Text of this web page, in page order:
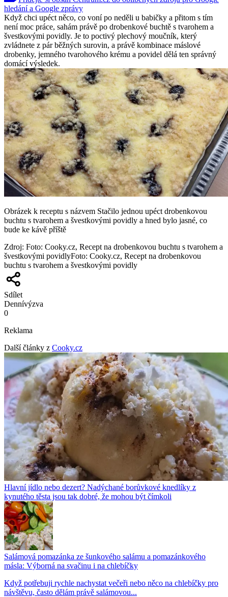
hledání a Google zprávy
Když chci upéct něco, co voní po neděli u babičky a přitom s tím
není moc práce, sahám právě po drobenkové buchtě s tvarohem a
švestkovými povidly. Je to poctivý plechový moučník, který
zvládnete z pár běžných surovin, a právě kombinace máslové
drobenky, jemného tvarohového krému a povidel dělá ten správný
domácí výsledek.
Obrázek k receptu s názvem Stačilo jednou upéct drobenkovou
buchtu s tvarohem a švestkovými povidly a hned bylo jasné, co
bude ke kávě příště
Zdroj: Foto: Cooky.cz, Recept na drobenkovou buchtu s tvarohem a
švestkovými povidlyFoto: Cooky.cz, Recept na drobenkovou
buchtu s tvarohem a švestkovými povidly
Sdílet
Dennívýzva
0
Reklama
Další články z Cooky.cz
Hlavní jídlo nebo dezert? Nadýchané borůvkové knedlíky z
kynutého těsta jsou tak dobré, že mohou být čímkoli
Salámová pomazánka ze šunkového salámu a pomazánkového
másla: Výborná na svačinu i na chlebíčky
Když potřebuji rychle nachystat večeři nebo něco na chlebíčky pro
návštěvu, často dělám právě salámovou...